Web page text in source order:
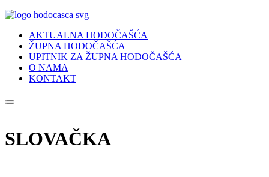
AKTUALNA HODOČAŠĆA
ŽUPNA HODOČAŠĆA
UPITNIK ZA ŽUPNA HODOČAŠĆA
O NAMA
KONTAKT
SLOVAČKA